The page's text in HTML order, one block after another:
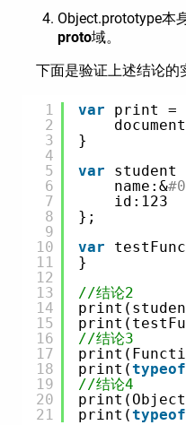
Object.prototype本
proto域。
下面是验证上述结论的
1
2
3
4
5
6
7
8
9
10
11
12
13
14
15
16
17
18
19
20
21
var print =
}
var
student
name:&
id:123
};
var
}
//结论2
//结论3
print(typeof
//结论4
print(typeof